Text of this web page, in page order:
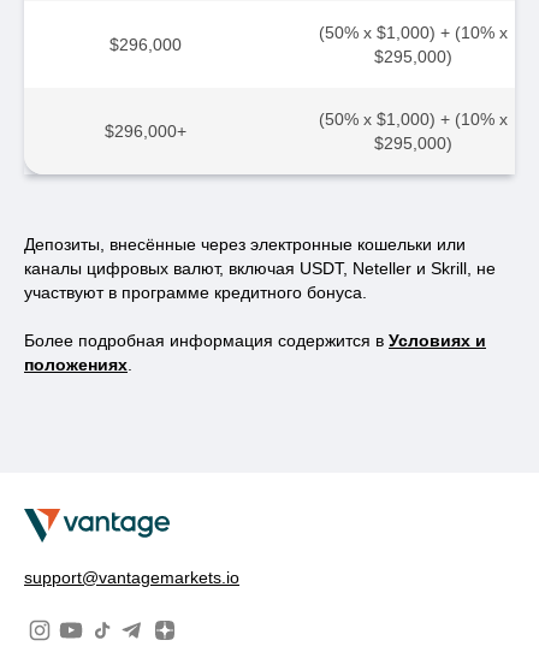
$296,000
(50% x $1,000) + (10% x
$295,000)
$296,000+
(50% x $1,000) + (10% x
$295,000)
Депозиты, внесённые через электронные кошельки или
каналы цифровых валют, включая USDT, Neteller и Skrill, не
участвуют в программе кредитного бонуса.
Более подробная информация содержится в Условиях и
положениях.
support@vantagemarkets.io